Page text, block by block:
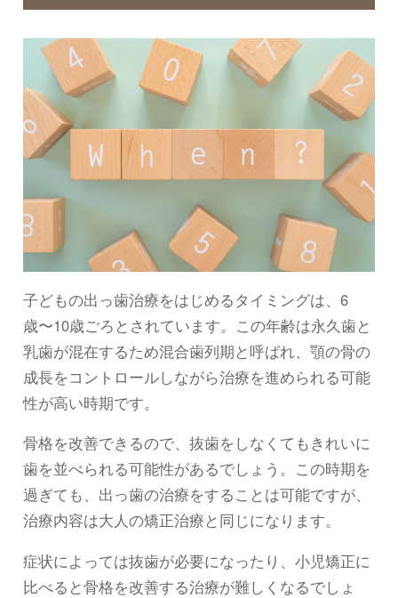
子どもの出っ歯治療をはじめるタイミングは、6
歳〜10歳ごろとされています。この年齢は永久歯と
乳歯が混在するため混合歯列期と呼ばれ、顎の骨の
成長をコントロールしながら治療を進められる可能
性が高い時期です。
骨格を改善できるので、抜歯をしなくてもきれいに
歯を並べられる可能性があるでしょう。この時期を
過ぎても、出っ歯の治療をすることは可能ですが、
治療内容は大人の矯正治療と同じになります。
症状によっては抜歯が必要になったり、小児矯正に
比べると骨格を改善する治療が難しくなるでしょ